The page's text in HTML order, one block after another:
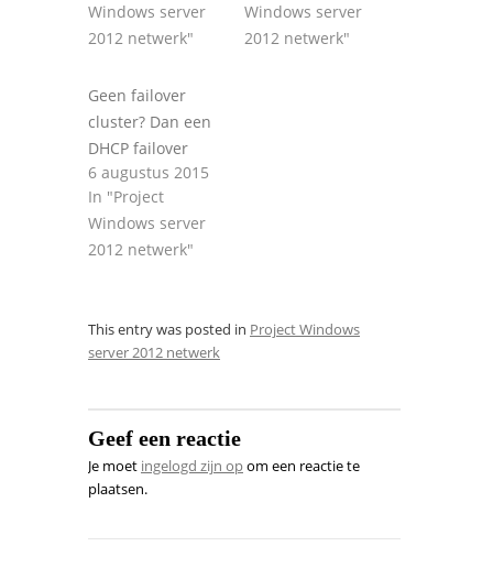
Windows server
2012 netwerk"
Windows server
2012 netwerk"
Geen failover
cluster? Dan een
DHCP failover
6 augustus 2015
In "Project
Windows server
2012 netwerk"
This entry was posted in Project Windows
server 2012 netwerk
Geef een reactie
Je moet ingelogd zijn opom een reactie te
plaatsen.